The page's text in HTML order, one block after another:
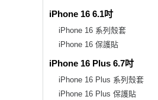
iPhone 16 6.1吋
iPhone 16 系列殼套
iPhone 16 保護貼
iPhone 16 Plus 6.7吋
iPhone 16 Plus 系列殼套
iPhone 16 Plus 保護貼